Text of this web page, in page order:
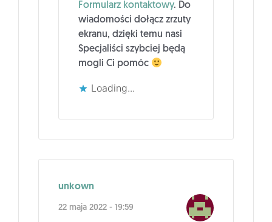
Formularz kontaktowy. Do
wiadomości dołącz zrzuty
ekranu, dzięki temu nasi
Specjaliści szybciej będą
mogli Ci pomóc
Loading...
unkown
22 maja 2022 - 19:59